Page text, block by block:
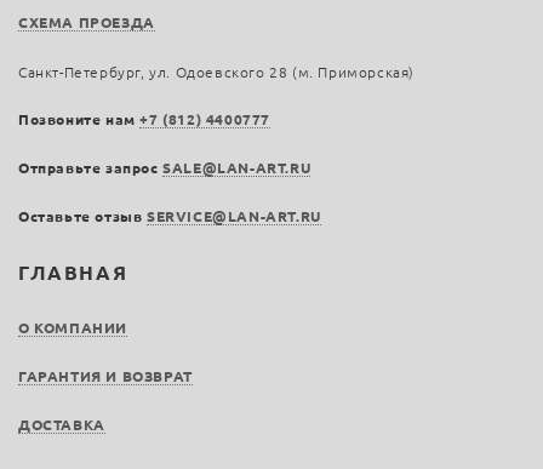
ГЛАВНАЯ
О КОМПАНИИ
ГАРАНТИЯ И ВОЗВРАТ
ДОСТАВКА
СХЕМА ПРОЕЗДА
Санкт-Петербург, ул. Одоевского 28 (м. Приморская)
Позвоните нам+7 (812) 4400777
Отправьте запросSALE@LAN-ART.RU
Оставьте отзыв SERVICE@LAN-ART.RU